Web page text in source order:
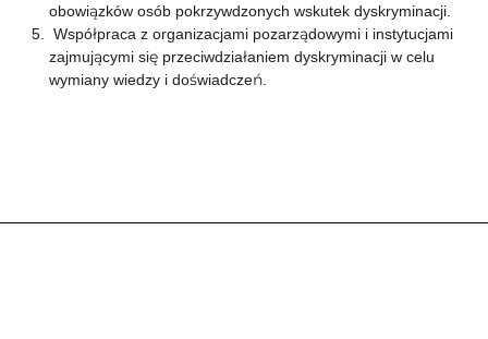
obowiązków osób pokrzywdzonych wskutek dyskryminacji.
Współpraca z organizacjami pozarządowymi i instytucjami
zajmującymi się przeciwdziałaniem dyskryminacji w celu
wymiany wiedzy i doświadczeń.